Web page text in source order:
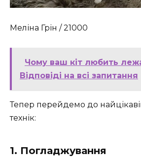
Меліна Грін / 21000
Чому ваш кіт любить
Відповіді на всі запитання
Тепер перейдемо до
технік:
1. Погладжування